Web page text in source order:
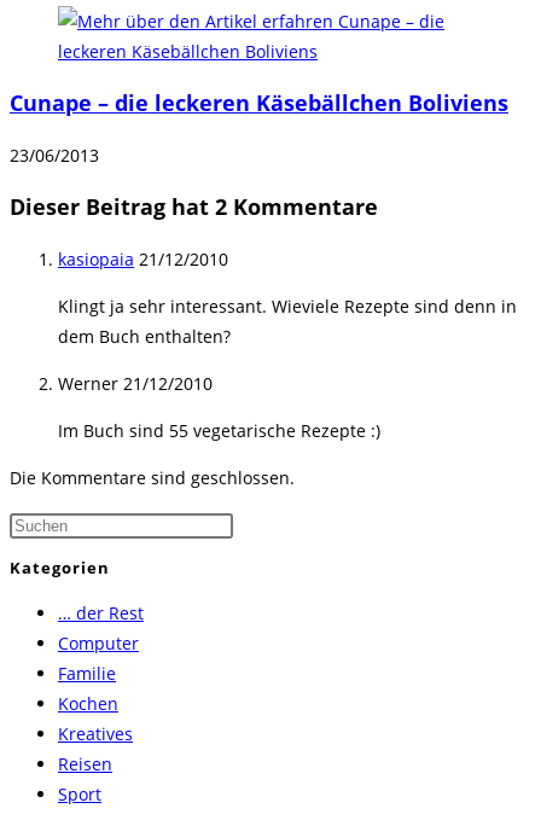
Cunape – die leckeren Käsebällchen Boliviens
23/06/2013
Dieser Beitrag hat 2 Kommentare
kasiopaia 21/12/2010
Klingt ja sehr interessant. Wieviele Rezepte sind denn in
dem Buch enthalten?
Werner 21/12/2010
Im Buch sind 55 vegetarische Rezepte :)
Die Kommentare sind geschlossen.
Press
Kategorien
… der Rest
Computer
Familie
Kochen
Kreatives
Reisen
Sport